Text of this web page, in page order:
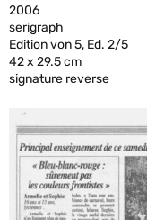
2006
serigraph
Edition von 5, Ed. 2/5
42 x 29.5 cm
signature reverse